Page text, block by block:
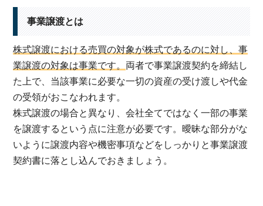
事業譲渡とは
株式譲渡における売買の対象が株式であるのに対し、事
業譲渡の対象は事業です。 両者で事業譲渡契約を締結し
た上で、当該事業に必要な一切の資産の受け渡しや代金
の受領がおこなわれます。
株式譲渡の場合と異なり、会社全てではなく一部の事業
を譲渡するという点に注意が必要です。曖昧な部分がな
いように譲渡内容や機密事項などをしっかりと事業譲渡
契約書に落とし込んでおきましょう。